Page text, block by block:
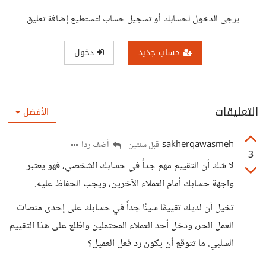
يرجى الدخول لحسابك أو تسجيل حساب لتستطيع إضافة تعليق
حساب جديد دخول
التعليقات الأفضل
3
sakherqawasmeh قبل سنتين أضف ردا
لا شك أن التقييم مهم جداً في حسابك الشخصي، فهو يعتبر
واجهة حسابك أمام العملاء الآخرين، ويجب الحفاظ عليه.
تخيل أن لديك تقييمًا سيئًا جداً في حسابك على إحدى منصات
العمل الحر، ودخل أحد العملاء المحتملين واطّلع على هذا التقييم
السلبي. ما تتوقع أن يكون رد فعل العميل؟